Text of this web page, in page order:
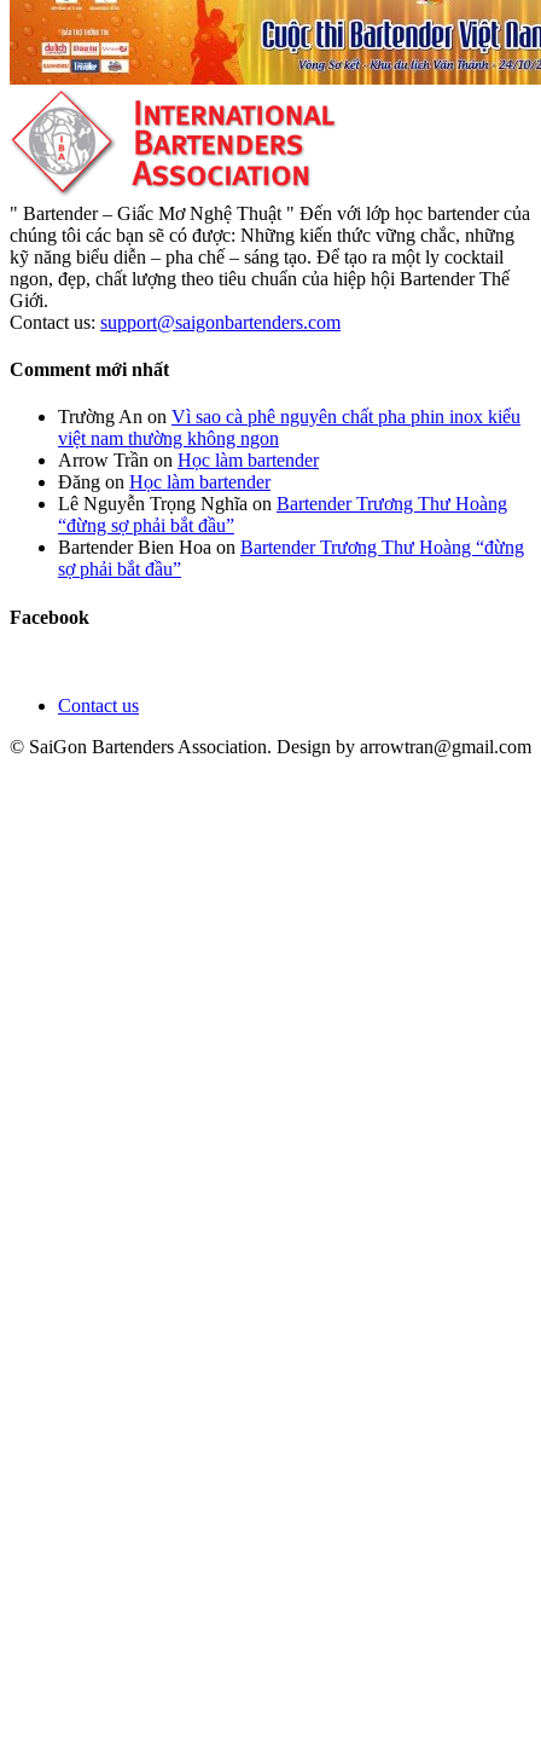
" Bartender – Giấc Mơ Nghệ Thuật " Đến với lớp học bartender của
chúng tôi các bạn sẽ có được: Những kiến thức vững chắc, những
kỹ năng biểu diễn – pha chế – sáng tạo. Để tạo ra một ly cocktail
ngon, đẹp, chất lượng theo tiêu chuẩn của hiệp hội Bartender Thế
Giới.
Contact us: support@saigonbartenders.com
Comment mới nhất
Trường An on Vì sao cà phê nguyên chất pha phin inox kiểu
việt nam thường không ngon
Arrow Trần on Học làm bartender
Đăng on Học làm bartender
Lê Nguyễn Trọng Nghĩa on Bartender Trương Thư Hoàng
“đừng sợ phải bắt đầu”
Bartender Bien Hoa on Bartender Trương Thư Hoàng “đừng
sợ phải bắt đầu”
Facebook
Contact us
© SaiGon Bartenders Association. Design by arrowtran@gmail.com